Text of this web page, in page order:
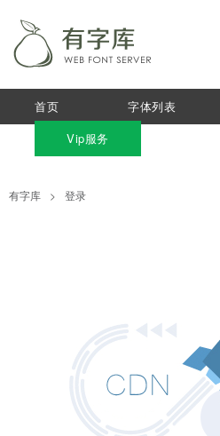
首页 字体列表
Vip服务
有字库 > 登录